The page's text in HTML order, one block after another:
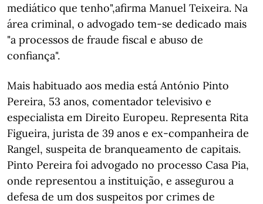
mediático que tenho",afirma Manuel Teixeira. Na
área criminal, o advogado tem-se dedicado mais
"a processos de fraude fiscal e abuso de
confiança".
Mais habituado aos media está António Pinto
Pereira, 53 anos, comentador televisivo e
especialista em Direito Europeu. Representa Rita
Figueira, jurista de 39 anos e ex-companheira de
Rangel, suspeita de branqueamento de capitais.
Pinto Pereira foi advogado no processo Casa Pia,
onde representou a instituição, e assegurou a
defesa de um dos suspeitos por crimes de